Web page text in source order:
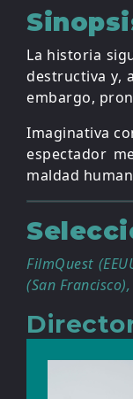
La historia
destructiva y,
embargo,
Imaginativa
espectador
maldad
FilmQuest
(San